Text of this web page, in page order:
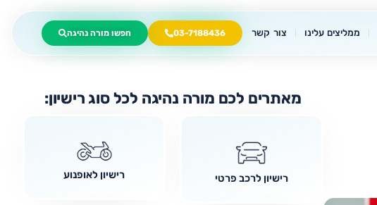
ממליצים עלינו צור קשר 03-7188436 חפשו מורה נהיגה
מאתרים לכם מורה נהיגה לכל סוג רישיון:
רישיון לרכב פרטי רישיון לאופנוע